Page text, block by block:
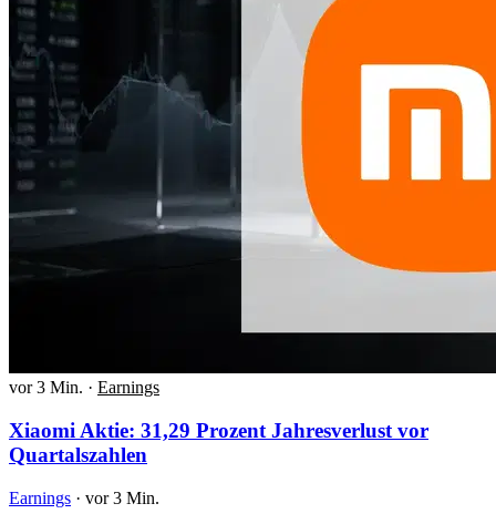
vor 3 Min. · Earnings
Xiaomi Aktie: 31,29 Prozent Jahresverlust vor
Quartalszahlen
Earnings · vor 3 Min.